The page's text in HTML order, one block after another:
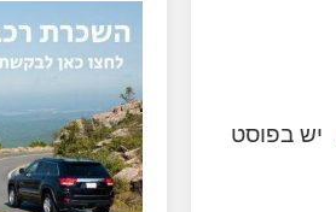
יש בפוסט